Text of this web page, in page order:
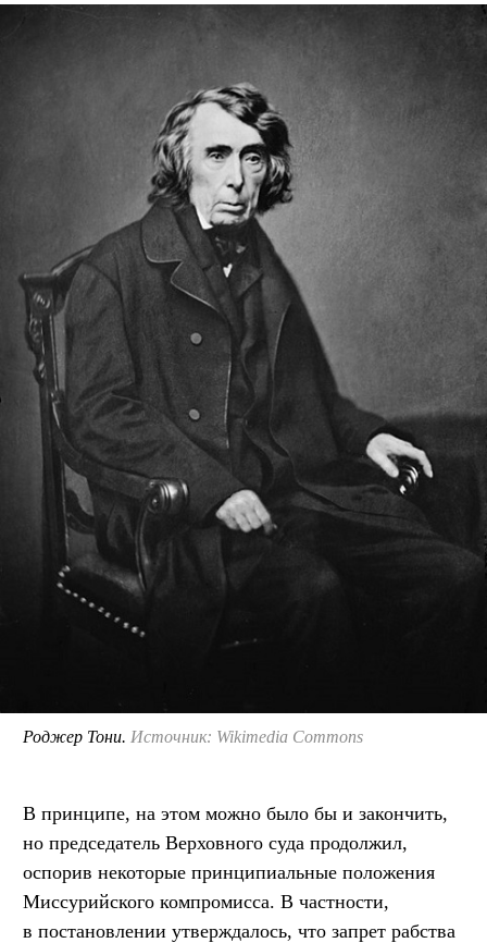
Роджер Тони. Источник: Wikimedia Commons
В принципе, на этом можно было бы и закончить,
но председатель Верховного суда продолжил,
оспорив некоторые принципиальные положения
Миссурийского компромисса. В частности,
в постановлении утверждалось, что запрет рабства